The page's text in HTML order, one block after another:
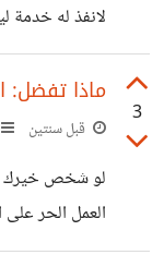
لانفذ له خدمة
ذلك أخبرته
بتنفيذ
وأضاف تعليق
المشتريين.
3
ماذا تفضل:
قبل سنتين
لو شخص خيرك
العمل الحر
أن تحل مكان